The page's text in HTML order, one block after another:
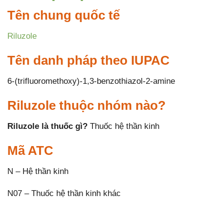
Tên chung quốc tế
Riluzole
Tên danh pháp theo IUPAC
6-(trifluoromethoxy)-1,3-benzothiazol-2-amine
Riluzole thuộc nhóm nào?
Riluzole là thuốc gì? Thuốc hệ thần kinh
Mã ATC
N – Hệ thần kinh
N07 – Thuốc hệ thần kinh khác